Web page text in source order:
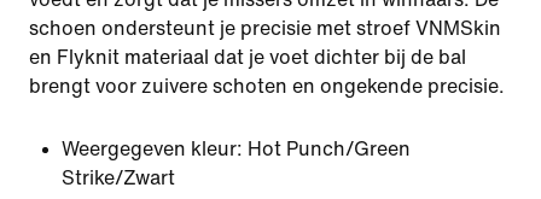
schoen ondersteunt je precisie met stroef VNMSkin
en Flyknit materiaal dat je voet dichter bij de bal
brengt voor zuivere schoten en ongekende precisie.
Weergegeven kleur: Hot Punch/Green
Strike/Zwart